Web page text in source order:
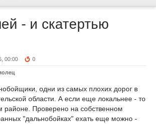
- и скатертью
00:00 0
одни из самых плохих дорог в
области. А если еще локальнее - то
районе. Проверено на собственном
"дальнобойках" ехать еще можно -